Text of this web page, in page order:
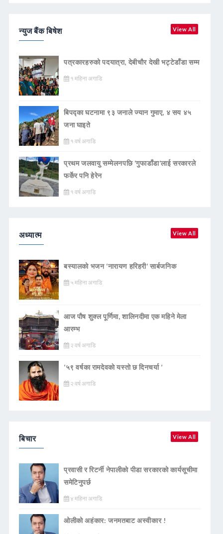
न्युज बैंक बिषेश View All
पत्रकारहरुको पदयात्रा, देबीचौर देखी भट्टेडाँडा सम्म
१ महिना अगाडि
बिपद्का घटनामा ९३ जनाले ज्यान गुमाए, ४ सय ४५
जना घाइते
१ वर्ष अगाडि
प्रथम जलवायु सम्मेलनपछि ‘गुफाडाँडा’लाई सरकारले
फर्केर पनि हेरेन
१ वर्ष अगाडि
अध्यात्म View All
बस्यालको भजन ‘नारायण हरिहरी’ सार्बजनिक
५ महिना अगाडि
आज पौष शुक्ल पूर्णिमा, शालिनदीमा एक महिने मेला
आरम्भ
२ वर्ष अगाडि
‘५९ वर्षका रामदेवकाे यस्ताे छ दिनचर्या ’
२ वर्ष अगाडि
बिचार View All
प्रवासी र रिटर्नी नेपालीको पीडा सरकारको कार्यसूचीमा
समेटिनुपर्छ
४ महिना अगाडि
ओलीको अहंकार: जनमतबाट अस्वीकार !